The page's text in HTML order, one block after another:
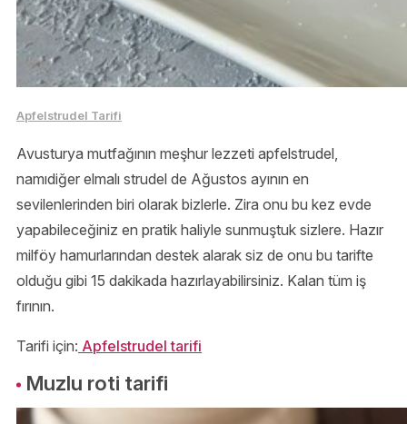
Apfelstrudel Tarifi
Avusturya mutfağının meşhur lezzeti apfelstrudel,
namıdiğer elmalı strudel de Ağustos ayının en
sevilenlerinden biri olarak bizlerle. Zira onu bu kez evde
yapabileceğiniz en pratik haliyle sunmuştuk sizlere. Hazır
milföy hamurlarından destek alarak siz de onu bu tarifte
olduğu gibi 15 dakikada hazırlayabilirsiniz. Kalan tüm iş
fırının.
Tarifi için: Apfelstrudel tarifi
Muzlu roti tarifi